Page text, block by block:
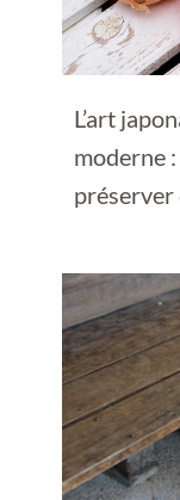
L’art
moderne
préserver